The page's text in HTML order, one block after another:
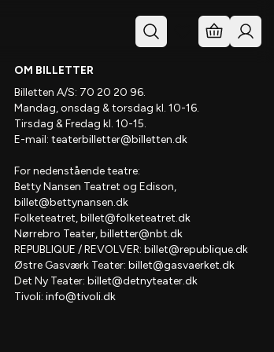
OM BILLETTER
Billetten A/S: 70 20 20 96.
Mandag, onsdag & torsdag kl. 10-16.
Tirsdag & Fredag kl. 10-15.
E-mail: teaterbilletter@billetten.dk
For nedenstående teatre:
Betty Nansen Teatret og Edison,
billet@bettynansen.dk
Folketeatret,billet@folketeatret.dk
Nørrebro Teater,billetter@nbt.dk
REPUBLIQUE / REVOLVER: billet@republique.dk
Østre Gasværk Teater: billet@gasvaerket.dk
Det Ny Teater: billet@detnyteater.dk
Tivoli: info@tivoli.dk